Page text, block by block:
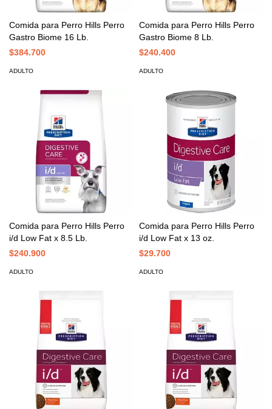
Comida para Perro Hills Perro
Gastro Biome 16 Lb.
$384.700
ADULTO
Comida para Perro Hills Perro
Gastro Biome 8 Lb.
$240.400
ADULTO
Comida para Perro Hills Perro
i/d Low Fat x 8.5 Lb.
$240.900
ADULTO
Comida para Perro Hills Perro
i/d Low Fat x 13 oz.
$29.700
ADULTO